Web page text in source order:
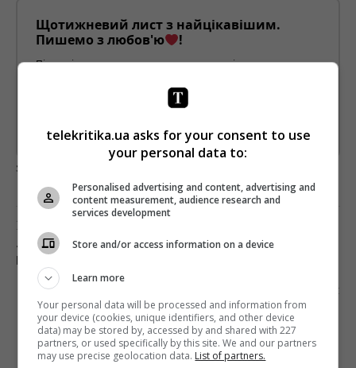
Щотижневий лист з найцікавішим.
Пишемо з любов'ю
!
Підпишіться ще раз, якщо не отримуєте від нас листи
Предоставлено SendPulse
загрузка...
Попередня стаття
«112 УКРАЇНА» ЗВИНУВАЧУЄ НАЦРАДУ У
Наступна стаття
ПРОВАЙДЕРИ БІЛОРУСІ КОМПЕНСУЮТЬ
АБОНЕНТАМ ВІДСУТНІСТЬ МЕРЕЖІ
telekritika.ua asks for your consent to use
your personal data to:
Personalised advertising and content, advertising and
content measurement, audience research and
services development
Store and/or access information on a device
Learn more
Your personal data will be processed and information from
your device (cookies, unique identifiers, and other device
data) may be stored by, accessed by and shared with 227
partners, or used specifically by this site. We and our partners
may use precise geolocation data. List of partners.